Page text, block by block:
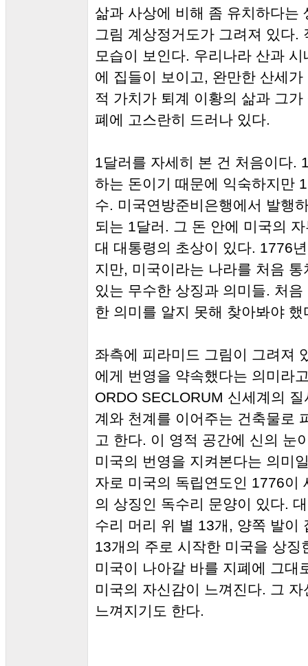
삶과 사상에 비해 좀 유치하다는
그림 계상정거도가 그려져 있다.
모습이 보인다. 우리나라 산과
에 집들이 보이고, 완만한 산세
적 가치가 퇴계 이황의 삶과 그
폐에 고스란히 드러나 있다.
1달러를 자세히 본 건 처음이다.
하는 돈이기 때문에 익숙하지만
수. 미국연방준비은행에서 발행
되는 1달러. 그 돈 안에 미국의
대 대통령의 초상이 있다. 1776
지만, 미국이라는 나라를 처음
있는 무수한 상징과 의미들. 처
한 의미를 알지 못해 찾아봐야 했
좌측에 피라미드 그림이 그려져
에게 번영을 약속했다는 의미라
ORDO SECLORUM 신세계의
계와 천계를 이어주는 건축물로
고 한다. 이 영적 공간에 신의 눈
미국의 번영을 지켜본다는 의미
자로 미국의 독립연도인 1776이
의 상징인 독수리 문양이 있다.
수리 머리 위 별 13개, 양쪽 발이
13개의 주로 시작한 미국을 상
미국이 나아갈 바를 지폐에 그대
미국의 자신감이 느껴진다. 그
느껴지기도 한다.